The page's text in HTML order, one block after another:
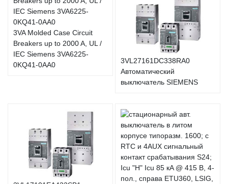
3VA Molded Case Circuit
Breakers up to 2000 A, UL /
IEC Siemens 3VA6225-
0KQ41-0AA0
3VL27161DC338RA0
Автоматический
выключатель SIEMENS